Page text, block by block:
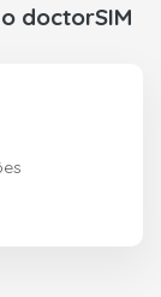
doctorSIM